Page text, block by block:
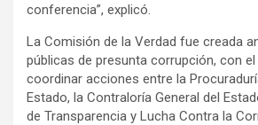
conferencia”, explicó.
La Comisión de la Verdad fue creada
públicas de presunta corrupción, con
coordinar acciones entre la
Estado, la Contraloría General del
de Transparencia y Lucha Contra la